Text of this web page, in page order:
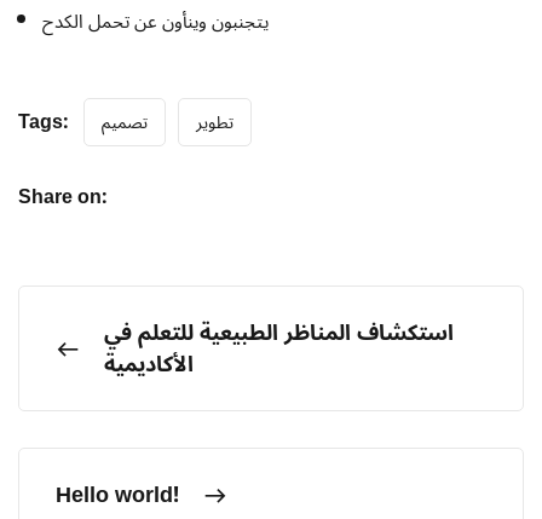
يتجنبون وينأون عن تحمل الكدح
Tags: تصميم تطوير
Share on:
استكشاف المناظر الطبيعية للتعلم في
الأكاديمية
Hello world!